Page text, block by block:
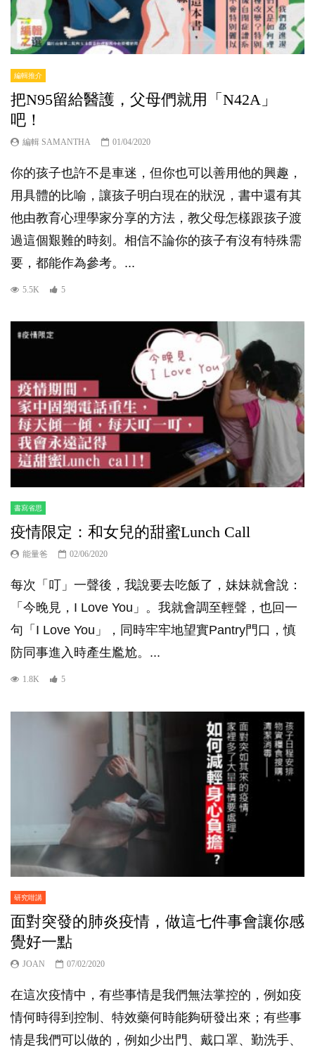
編輯推介
把N95留給醫護，父母們就用「N42A」
吧！
編輯 SAMANTHA 01/04/2020
你的孩子也許不是車迷，但你也可以善用他的興趣，
用具體的比喻，讓孩子明白現在的狀況，書中還有其
他由教育心理學家分享的方法，教父母怎樣跟孩子渡
過這個艱難的時刻。相信不論你的孩子有沒有特殊需
要，都能作為參考。...
5.5K 5
書寫省思
疫情限定：和女兒的甜蜜Lunch Call
能量爸 02/06/2020
每次「叮」一聲後，我說要去吃飯了，妹妹就會說：
「今晚見，I Love You」。我就會調至輕聲，也回一
句「I Love You」，同時牢牢地望實Pantry門口，慎
防同事進入時產生尷尬。...
1.8K 5
研究咁講
面對突發的肺炎疫情，做這七件事會讓你感
覺好一點
JOAN 07/02/2020
在這次疫情中，有些事情是我們無法掌控的，例如疫
情何時得到控制、特效藥何時能夠研發出來；有些事
情是我們可以做的，例如少出門、戴口罩、勤洗手、